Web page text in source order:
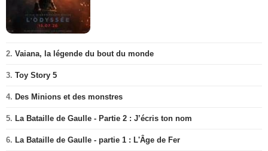
2. Vaiana, la légende du bout du monde
3. Toy Story 5
4. Des Minions et des monstres
5. La Bataille de Gaulle - Partie 2 : J’écris ton nom
6. La Bataille de Gaulle - partie 1 : L'Âge de Fer